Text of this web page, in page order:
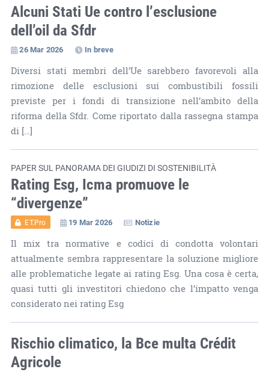
Alcuni Stati Ue contro l’esclusione
dell’oil da Sfdr
26 Mar 2026 In breve
Diversi stati membri dell’Ue sarebbero favorevoli alla
rimozione delle esclusioni sui combustibili fossili
previste per i fondi di transizione nell’ambito della
riforma della Sfdr. Come riportato dalla rassegna stampa
di […]
PAPER SUL PANORAMA DEI GIUDIZI DI SOSTENIBILITÀ
Rating Esg, Icma promuove le
“divergenze”
ET.Pro 19 Mar 2026 Notizie
Il mix tra normative e codici di condotta volontari
attualmente sembra rappresentare la soluzione migliore
alle problematiche legate ai rating Esg. Una cosa è certa,
quasi tutti gli investitori chiedono che l’impatto venga
considerato nei rating Esg
Rischio climatico, la Bce multa Crédit
Agricole